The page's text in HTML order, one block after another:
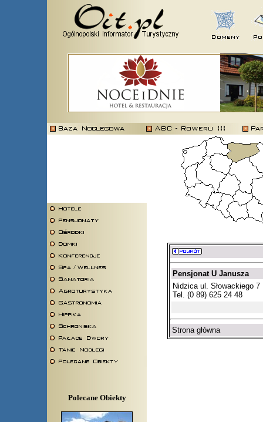
Polecane Obiekty
Pensjonat U Janusza
Nidzica ul. Słowackiego 7
Tel. (0 89) 625 24 48
Strona główna